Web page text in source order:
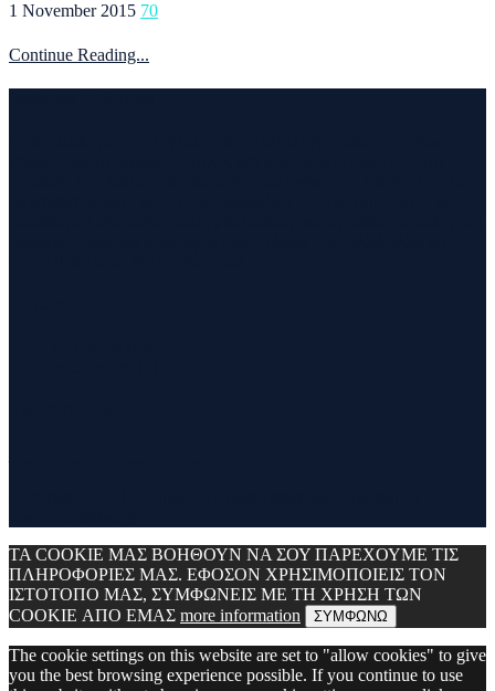
1 November 2015 70
Continue Reading...
ΤΑ COOKIE ΜΑΣ ΒΟΗΘΟΥΝ ΝΑ ΣΟΥ ΠΑΡΕΧΟΥΜΕ ΤΙΣ
ΠΛΗΡΟΦΟΡΙΕΣ ΜΑΣ. ΕΦΟΣΟΝ ΧΡΗΣΙΜΟΠΟΙΕΙΣ ΤΟΝ
ΙΣΤΟΤΟΠΟ ΜΑΣ, ΣΥΜΦΩΝΕΙΣ ΜΕ ΤΗ ΧΡΗΣΗ ΤΩΝ
COOKIE ΑΠΟ ΕΜΑΣ more information ΣΥΜΦΩΝΩ
The cookie settings on this website are set to "allow cookies" to give
you the best browsing experience possible. If you continue to use